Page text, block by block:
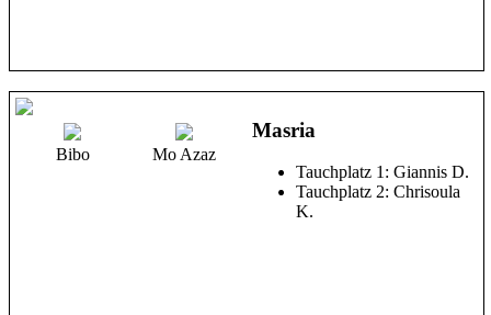
Bibo Mo Azaz
Masria
Tauchplatz 1: Giannis D.
Tauchplatz 2: Chrisoula
K.